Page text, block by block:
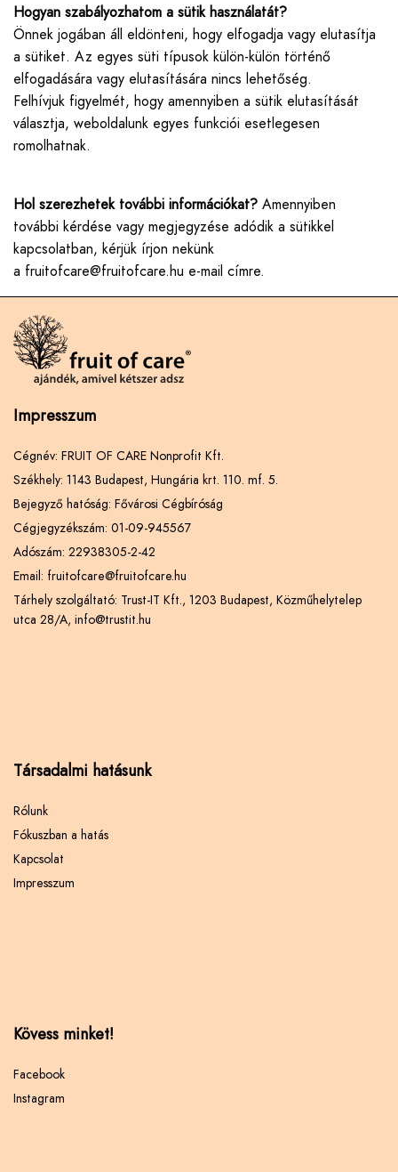
Hogyan szabályozhatom a sütik használatát?
Önnek jogában áll eldönteni, hogy elfogadja vagy elutasítja
a sütiket. Az egyes süti típusok külön-külön történő
elfogadására vagy elutasítására nincs lehetőség.
Felhívjuk figyelmét, hogy amennyiben a sütik elutasítását
választja, weboldalunk egyes funkciói esetlegesen
romolhatnak.
Hol szerezhetek további információkat? Amennyiben
további kérdése vagy megjegyzése adódik a sütikkel
kapcsolatban, kérjük írjon nekünk
a fruitofcare@fruitofcare.hu e-mail címre.
Impresszum
Cégnév: FRUIT OF CARE Nonprofit Kft.
Székhely: 1143 Budapest, Hungária krt. 110. mf. 5.
Bejegyző hatóság: Fővárosi Cégbíróság
Cégjegyzékszám: 01-09-945567
Adószám: 22938305-2-42
Email: fruitofcare@fruitofcare.hu
Tárhely szolgáltató: Trust-IT Kft., 1203 Budapest, Közműhelytelep
utca 28/A, info@trustit.hu
Társadalmi hatásunk
Rólunk
Fókuszban a hatás
Kapcsolat
Impresszum
Kövess minket!
Facebook
Instagram